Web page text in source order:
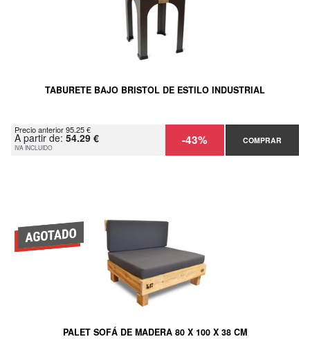
TABURETE BAJO BRISTOL DE ESTILO INDUSTRIAL
Precio anterior 95.25 €
A partir de: 54.29 €
IVA INCLUIDO -43% COMPRAR
PALET SOFÁ DE MADERA 80 X 100 X 38 CM